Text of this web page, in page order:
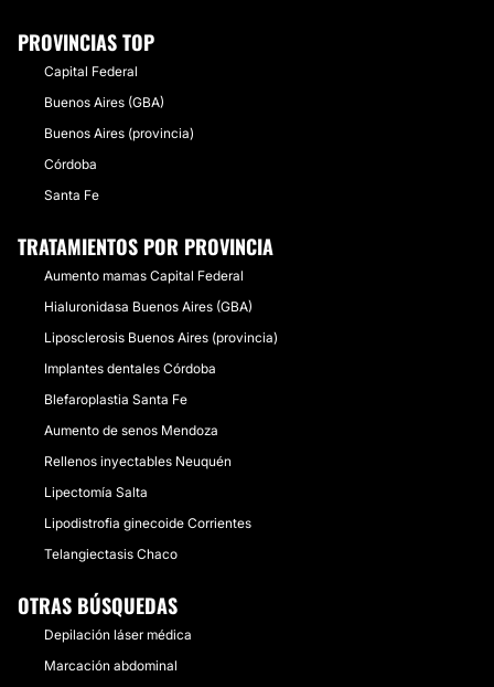
PROVINCIAS TOP
Capital Federal
Buenos Aires (GBA)
Buenos Aires (provincia)
Córdoba
Santa Fe
TRATAMIENTOS POR PROVINCIA
Aumento mamas Capital Federal
Hialuronidasa Buenos Aires (GBA)
Liposclerosis Buenos Aires (provincia)
Implantes dentales Córdoba
Blefaroplastia Santa Fe
Aumento de senos Mendoza
Rellenos inyectables Neuquén
Lipectomía Salta
Lipodistrofia ginecoide Corrientes
Telangiectasis Chaco
OTRAS BÚSQUEDAS
Depilación láser médica
Marcación abdominal